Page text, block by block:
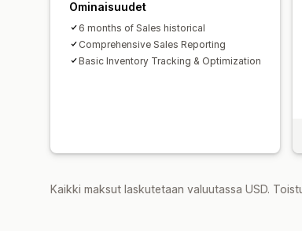
Ominaisuudet
6 months of Sales historical
Comprehensive Sales Reporting
Basic Inventory Tracking & Optimization
Kaikki maksut laskutetaan valuutassa USD.